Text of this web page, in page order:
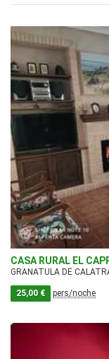
CASA RURAL EL
GRANATULA DE
25,00 € pers/noche